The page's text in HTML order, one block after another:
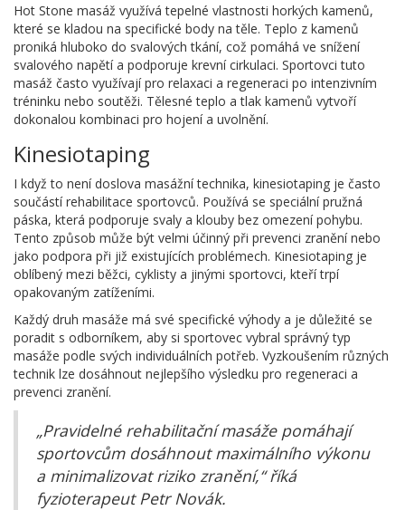
Hot Stone masáž využívá tepelné vlastnosti horkých kamenů,
které se kladou na specifické body na těle. Teplo z kamenů
proniká hluboko do svalových tkání, což pomáhá ve snížení
svalového napětí a podporuje krevní cirkulaci. Sportovci tuto
masáž často využívají pro relaxaci a regeneraci po intenzivním
tréninku nebo soutěži. Tělesné teplo a tlak kamenů vytvoří
dokonalou kombinaci pro hojení a uvolnění.
Kinesiotaping
I když to není doslova masážní technika, kinesiotaping je často
součástí rehabilitace sportovců. Používá se speciální pružná
páska, která podporuje svaly a klouby bez omezení pohybu.
Tento způsob může být velmi účinný při prevenci zranění nebo
jako podpora při již existujících problémech. Kinesiotaping je
oblíbený mezi běžci, cyklisty a jinými sportovci, kteří trpí
opakovaným zatíženími.
Každý druh masáže má své specifické výhody a je důležité se
poradit s odborníkem, aby si sportovec vybral správný typ
masáže podle svých individuálních potřeb. Vyzkoušením různých
technik lze dosáhnout nejlepšího výsledku pro regeneraci a
prevenci zranění.
„Pravidelné rehabilitační masáže pomáhají
sportovcům dosáhnout maximálního výkonu
a minimalizovat riziko zranění,“ říká
fyzioterapeut Petr Novák.